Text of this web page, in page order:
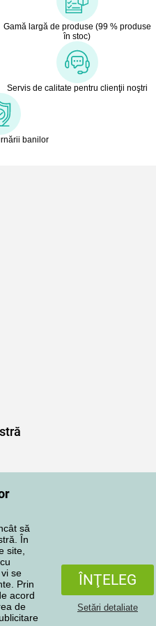
să
În
site,
se
Prin
acord
de
ÎNŢELEG
Setări detaliate
Gamă largă de produse (99 % produse
în stoc)
Servis de calitate pentru clienţii noştri
banilor